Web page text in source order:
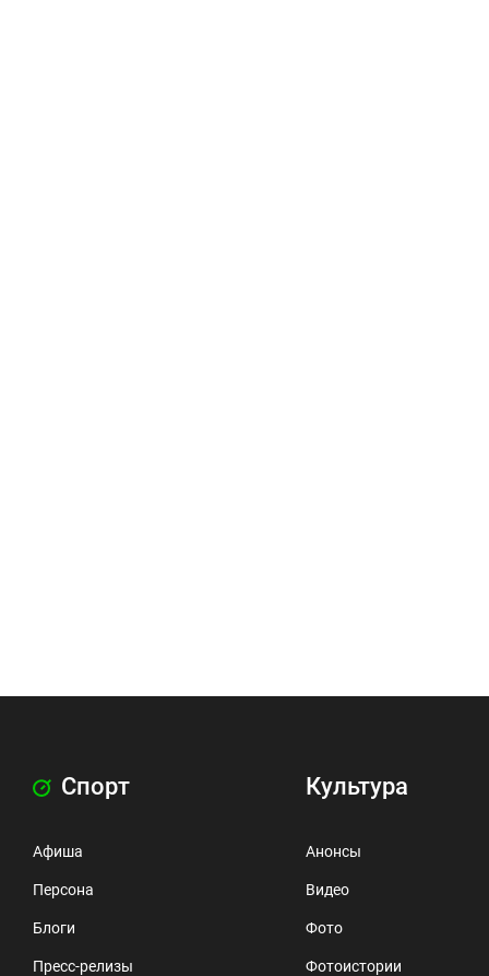
Спорт
Афиша
Персона
Блоги
Пресс-релизы
Культура
Анонсы
Видео
Фото
Фотоистории